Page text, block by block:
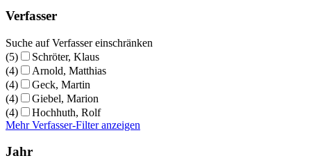
Verfasser
Suche auf Verfasser einschränken
(5)
Schröter, Klaus
(4)
Arnold, Matthias
(4)
Geck, Martin
(4)
Giebel, Marion
(4)
Hochhuth, Rolf
Mehr Verfasser-Filter anzeigen
Jahr